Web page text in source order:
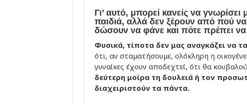
Γι’ αυτό, μπορεί κανείς να
παιδιά, αλλά δεν ξέρουν από πού
δώσουν να φάνε και πότε πρέπει
Φυσικά, τίποτα δεν μας αναγκάζει να
ότι, αν σταματήσουμε, ολόκληρη η
γυναίκες έχουν αποδεχτεί, ότι θα
δεύτερη μοίρα τη δουλειά ή τον
διαχειριστούν τα πάντα.